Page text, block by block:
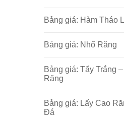
Bảng giá: Hàm Tháo
Bảng giá: Nhổ Răng
Bảng giá: Tẩy Trắng
Răng
Bảng giá: Lấy Cao
Đá